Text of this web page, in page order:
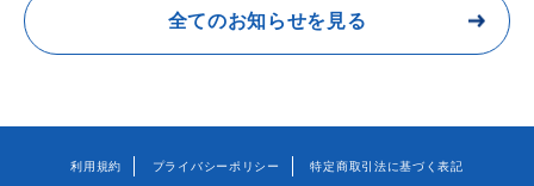
全てのお知らせを見る
利用規約 プライバシーポリシー 特定商取引法に基づく表記